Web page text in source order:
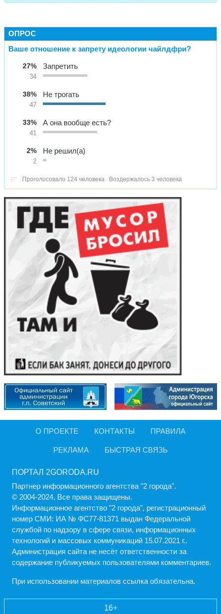
ОПРОС
Ваше отношение к запрету идеологии чайлдфри?
27%
34
Запретить
38%
47
Не трогать
33%
41
А она вообще есть?
2%
2
Не решил(а)
Проголосовало 124 человека Воздержалось 3 человека
О ПРОЕКТЕ КОНТАКТЫ ПРАВИЛА
РЕКЛАМА БЫСТРАЯ СВЯЗЬ
ПОРТАЛ 2GORODA.RU
Партнер информационного агентства "2 города".
© 2004-2024, Все права защищены.
Информационное агентство "2 города", регистрационный
номер СМИ: ИА № ФС77-81371 выдан Федеральной
службой по надзору в сфере связи, информационных
технологий и массовых коммуникаций 15.07.2021 г..
Администрация cайта не несёт ответственности за
содержание публикуемых пользователями комментариев.
При использовании материалов ссылка обязательна.
16+